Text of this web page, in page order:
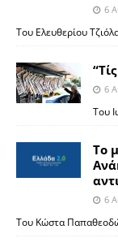
6
Του Ελευθερίου
6
Του
Το
6
Του Κώστα